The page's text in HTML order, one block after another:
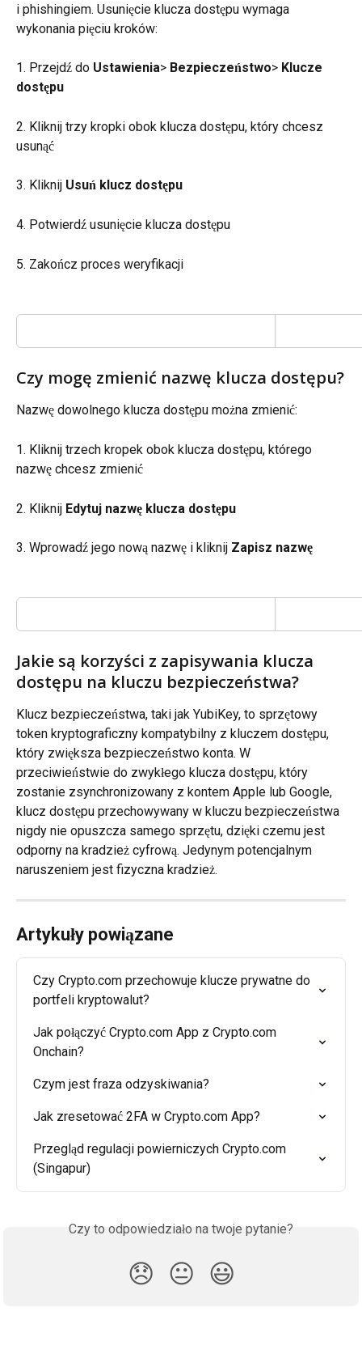
i phishingiem. Usunięcie klucza dostępu wymaga
wykonania pięciu kroków:
1. Przejdź do Ustawienia> Bezpieczeństwo> Klucze
dostępu
2. Kliknij trzy kropki obok klucza dostępu, który chcesz
usunąć
3. Kliknij Usuń klucz dostępu
4. Potwierdź usunięcie klucza dostępu
5. Zakończ proces weryfikacji
Czy mogę zmienić nazwę klucza dostępu?
Nazwę dowolnego klucza dostępu można zmienić:
1. Kliknij trzech kropek obok klucza dostępu, którego
nazwę chcesz zmienić
2. Kliknij Edytuj nazwę klucza dostępu
3. Wprowadź jego nową nazwę i kliknij Zapisz nazwę
Jakie są korzyści z zapisywania klucza
dostępu na kluczu bezpieczeństwa?
Klucz bezpieczeństwa, taki jak YubiKey, to sprzętowy
token kryptograficzny kompatybilny z kluczem dostępu,
który zwiększa bezpieczeństwo konta. W
przeciwieństwie do zwykłego klucza dostępu, który
zostanie zsynchronizowany z kontem Apple lub Google,
klucz dostępu przechowywany w kluczu bezpieczeństwa
nigdy nie opuszcza samego sprzętu, dzięki czemu jest
odporny na kradzież cyfrową. Jedynym potencjalnym
naruszeniem jest fizyczna kradzież.
Artykuły powiązane
Czy Crypto.com przechowuje klucze prywatne do
portfeli kryptowalut?
Jak połączyć Crypto.com App z Crypto.com
Onchain?
Czym jest fraza odzyskiwania?
Jak zresetować 2FA w Crypto.com App?
Przegląd regulacji powierniczych Crypto.com
(Singapur)
Czy to odpowiedziało na twoje pytanie?
😞 😐 😃